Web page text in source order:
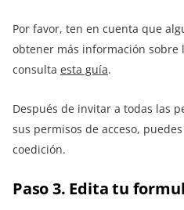
Por favor, ten en cuenta que
obtener más información sobre
consulta esta guía.
Después de invitar a todas las
sus permisos de acceso,
coedición.
Paso 3. Edita tu